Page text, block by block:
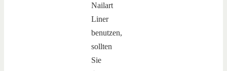
Nailart
Liner
benutzen,
sollten
Sie